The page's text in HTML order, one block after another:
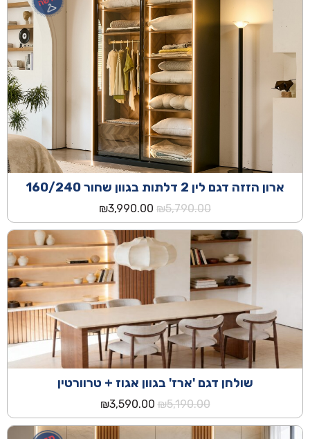
ארון הזזה דגם לין 2 דלתות בגוון שחור 160/240
₪5,790.00
המחיר
המקורי
היה:
₪5,790.00.
₪3,990.00
הנוכחי
הוא:
₪3,990.00.
שולחן דגם 'ארז' בגוון אגוז + טרוורטין
₪5,190.00
המחיר
המקורי
היה:
₪3,590.00
הנוכחי
הוא: